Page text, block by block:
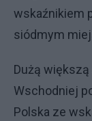
wskaźnikiem
siódmym
Dużą
Wschodniej
Polska ze